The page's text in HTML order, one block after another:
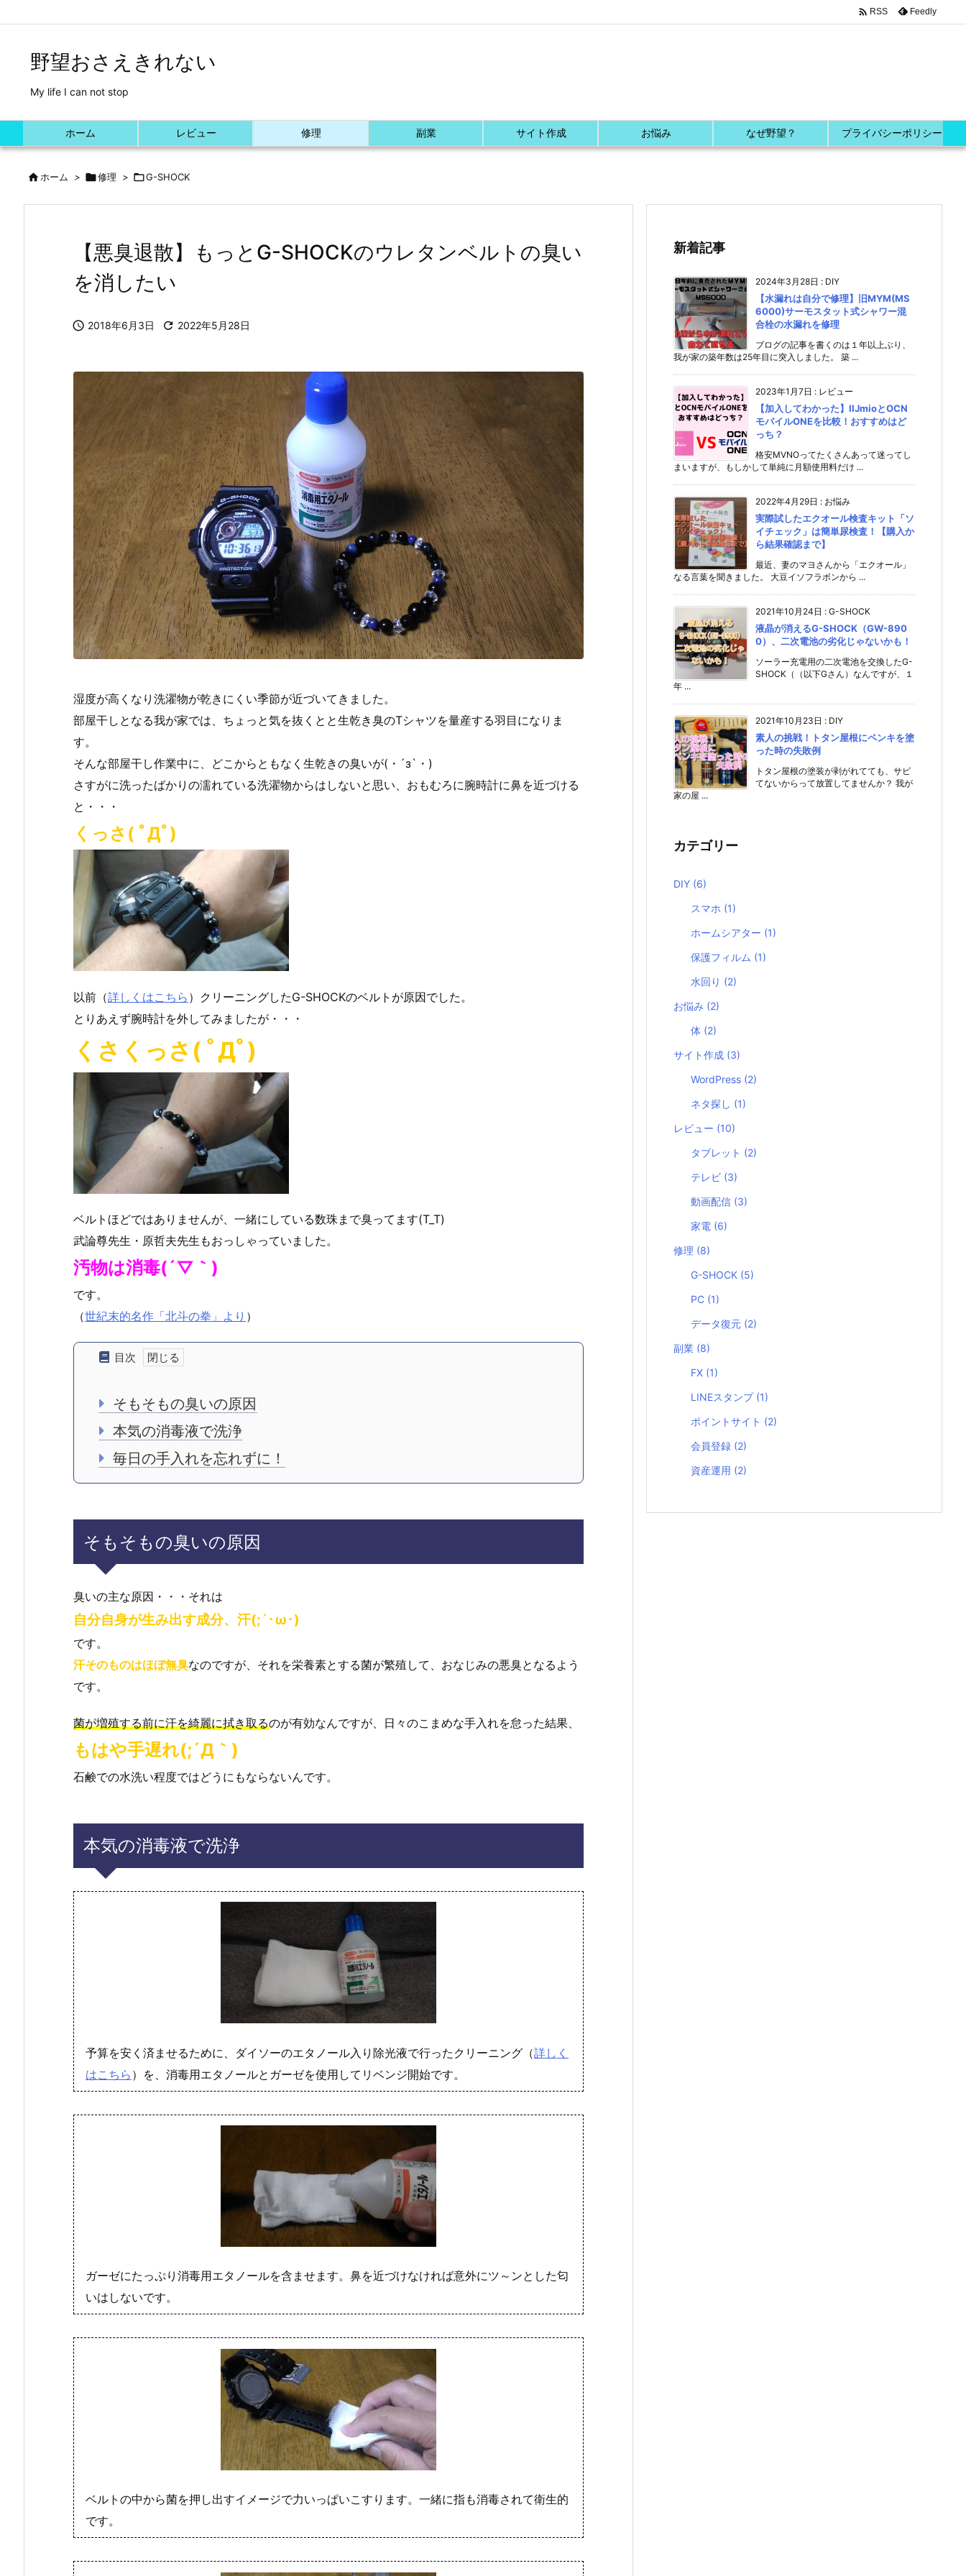
野望おさえきれない
My life I can not stop
ホーム レビュー 修理 副業 サイト作成 お悩み なぜ野望？ プライバシーポリシー
 RSS Feedly
ホーム > 修理 > G-SHOCK
【悪臭退散】もっとG-SHOCKのウレタンベルトの臭い
を消したい
 2018年6月3日  2022年5月28日
湿度が高くなり洗濯物が乾きにくい季節が近づいてきました。
部屋干しとなる我が家では、ちょっと気を抜くとと生乾き臭のTシャツを量産する羽目になりま
す。
そんな部屋干し作業中に、どこからともなく生乾きの臭いが(・´з`・)
さすがに洗ったばかりの濡れている洗濯物からはしないと思い、おもむろに腕時計に鼻を近づける
と・・・
くっさ( ﾟДﾟ)
以前（詳しくはこちら ）クリーニングしたG-SHOCKのベルトが原因でした。
とりあえず腕時計を外してみましたが・・・
くさくっさ( ﾟДﾟ)
ベルトほどではありませんが、一緒にしている数珠まで臭ってます(T_T)
武論尊先生・原哲夫先生もおっしゃっていました。
汚物は消毒(´▽｀)
です。
（世紀末的名作「北斗の拳」より ）
目次
そもそもの臭いの原因
本気の消毒液で洗浄
毎日の手入れを忘れずに！
そもそもの臭いの原因
臭いの主な原因・・・それは
自分自身が生み出す成分、汗(;´･ω･)
です。
汗そのものはほぼ無臭なのですが、それを栄養素とする菌が繁殖して、おなじみの悪臭となるよう
です。
菌が増殖する前に汗を綺麗に拭き取るのが有効なんですが、日々のこまめな手入れを怠った結果、
もはや手遅れ(;´Д｀)
石鹸での水洗い程度ではどうにもならないんです。
本気の消毒液で洗浄
予算を安く済ませるために、ダイソーのエタノール入り除光液で行ったクリーニング（詳しく
はこちら ）を、消毒用エタノールとガーゼを使用してリベンジ開始です。
ガーゼにたっぷり消毒用エタノールを含ませます。鼻を近づけなければ意外にツ～ンとした匂
いはしないです。
ベルトの中から菌を押し出すイメージで力いっぱいこすります。一緒に指も消毒されて衛生的
です。
新着記事
2024年3月28日 : DIY
【水漏れは自分で修理】旧MYM(MS
6000)サーモスタット式シャワー混
合栓の水漏れを修理
ブログの記事を書くのは１年以上ぶり、
我が家の築年数は25年目に突入しました。 築 ...
2023年1月7日 : レビュー
【加入してわかった】IIJmioとOCN
モバイルONEを比較！おすすめはど
っち？
格安MVNOってたくさんあって迷ってし
まいますが、もしかして単純に月額使用料だけ ...
2022年4月29日 : お悩み
実際試したエクオール検査キット「ソ
イチェック」は簡単尿検査！【購入か
ら結果確認まで】
最近、妻のマヨさんから「エクオール」
なる言葉を聞きました。 大豆イソフラボンから ...
2021年10月24日 : G-SHOCK
液晶が消えるG-SHOCK（GW-890
0）、二次電池の劣化じゃないかも！
ソーラー充電用の二次電池を交換したG-
SHOCK（（以下Gさん）なんですが、１
年 ...
2021年10月23日 : DIY
素人の挑戦！トタン屋根にペンキを塗
った時の失敗例
トタン屋根の塗装が剥がれてても、サビ
てないからって放置してませんか？ 我が
家の屋 ...
カテゴリー
DIY (6)
スマホ (1)
ホームシアター (1)
保護フィルム (1)
水回り (2)
お悩み (2)
体 (2)
サイト作成 (3)
WordPress (2)
ネタ探し (1)
レビュー (10)
タブレット (2)
テレビ (3)
動画配信 (3)
家電 (6)
修理 (8)
G-SHOCK (5)
PC (1)
データ復元 (2)
副業 (8)
FX (1)
LINEスタンプ (1)
ポイントサイト (2)
会員登録 (2)
資産運用 (2)